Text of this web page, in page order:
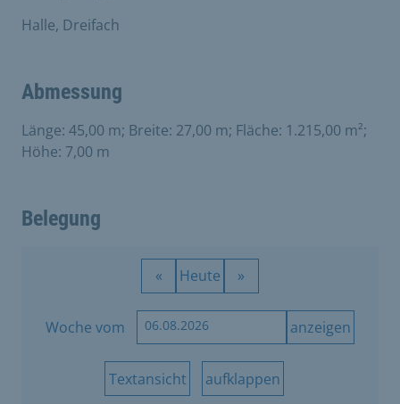
Halle, Dreifach
Abmessung
Länge: 45,00 m; Breite: 27,00 m; Fläche: 1.215,00 m²;
Höhe: 7,00 m
Belegung
Woche vom